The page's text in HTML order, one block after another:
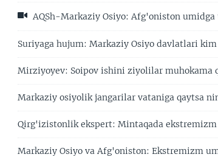
AQSh-Markaziy Osiyo: Afg'oniston
Suriyaga hujum: Markaziy Osiyo davlatlari kim
Mirziyoyev: Soipov ishini ziyolilar muhokama
Markaziy osiyolik jangarilar vataniga qaytsa
Qirg'izistonlik ekspert: Mintaqada
Markaziy Osiyo va Afg'oniston: Ekstremizm